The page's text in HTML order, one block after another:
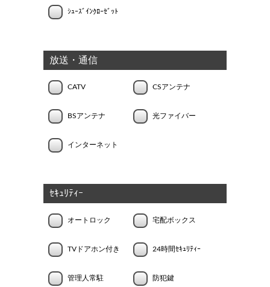
ｼｭｰｽﾞｲﾝｸﾛｰｾﾞｯﾄ
放送・通信
CATV CSアンテナ
BSアンテナ 光ファイバー
インターネット
ｾｷｭﾘﾃｨｰ
オートロック 宅配ボックス
TVドアホン付き 24時間ｾｷｭﾘﾃｨｰ
管理人常駐 防犯鍵